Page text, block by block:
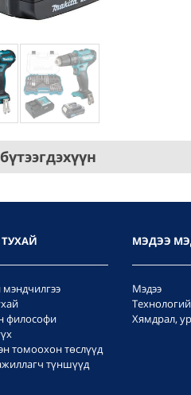
философи
томоохон төслүүд
түншүүд
МЭДЭЭ
Мэдээ
Хямдрал,